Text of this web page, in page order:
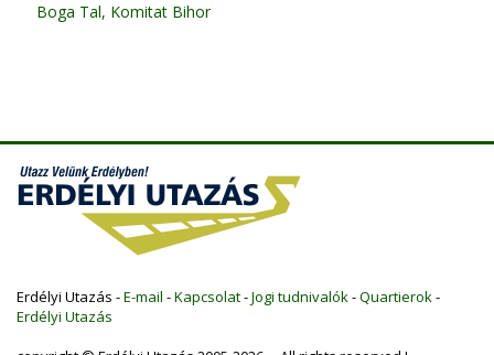
Boga Tal, Komitat Bihor
Erdélyi Utazás -E-mail -Kapcsolat-Jogi tudnivalók-Quartierok-
Erdélyi Utazás